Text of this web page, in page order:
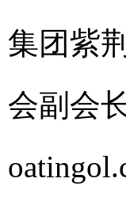
集团紫
会副会